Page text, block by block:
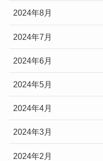
2024年8月
2024年7月
2024年6月
2024年5月
2024年4月
2024年3月
2024年2月